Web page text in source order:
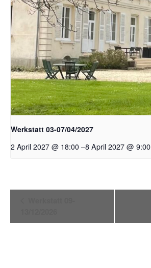
Werkstatt 03-07/04/2027
2 April 2027 @ 18:00 –8 April 2027 @ 9:00